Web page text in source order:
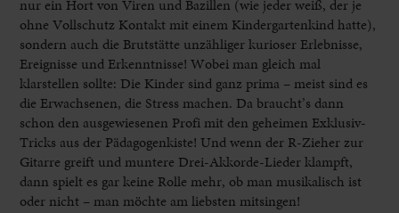
nur ein Hort von Viren und Bazillen (wie jeder weiß, der je
ohne Vollschutz Kontakt mit einem Kindergartenkind hatte),
sondern auch die Brutstätte unzähliger kurioser Erlebnisse,
Ereignisse und Erkenntnisse! Wobei man gleich mal
klarstellen sollte: Die Kinder sind ganz prima – meist sind es
die Erwachsenen, die Stress machen. Da braucht’s dann
schon den ausgewiesenen Profi mit den geheimen Exklusiv-
Tricks aus der Pädagogenkiste! Und wenn der R-Zieher zur
Gitarre greift und muntere Drei-Akkorde-Lieder klampft,
dann spielt es gar keine Rolle mehr, ob man musikalisch ist
oder nicht – man möchte am liebsten mitsingen!